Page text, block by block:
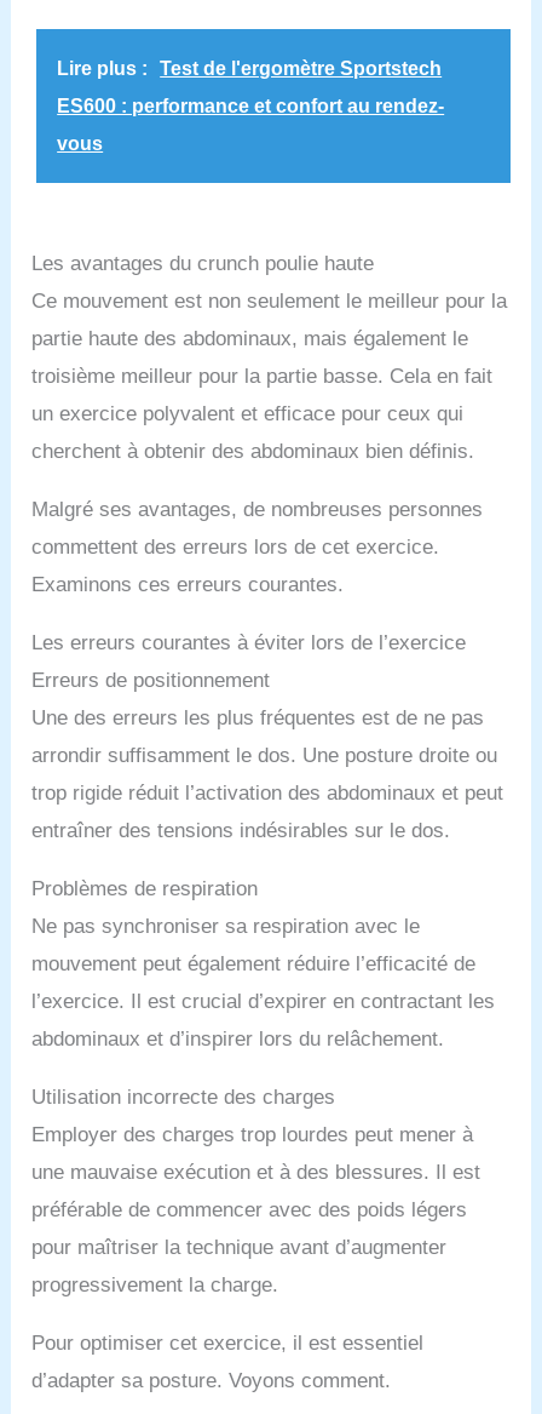
Lire plus :
Test de l'ergomètre Sportstech
ES600 : performance et confort au rendez-
vous
Les avantages du crunch poulie haute
Ce mouvement est non seulement le meilleur pour la
partie haute des abdominaux, mais également le
troisième meilleur pour la partie basse. Cela en fait
un exercice polyvalent et efficace pour ceux qui
cherchent à obtenir des abdominaux bien définis.
Malgré ses avantages, de nombreuses personnes
commettent des erreurs lors de cet exercice.
Examinons ces erreurs courantes.
Les erreurs courantes à éviter lors de l’exercice
Erreurs de positionnement
Une des erreurs les plus fréquentes est de ne pas
arrondir suffisamment le dos. Une posture droite ou
trop rigide réduit l’activation des abdominaux et peut
entraîner des tensions indésirables sur le dos.
Problèmes de respiration
Ne pas synchroniser sa respiration avec le
mouvement peut également réduire l’efficacité de
l’exercice. Il est crucial d’expirer en contractant les
abdominaux et d’inspirer lors du relâchement.
Utilisation incorrecte des charges
Employer des charges trop lourdes peut mener à
une mauvaise exécution et à des blessures. Il est
préférable de commencer avec des poids légers
pour maîtriser la technique avant d’augmenter
progressivement la charge.
Pour optimiser cet exercice, il est essentiel
d’adapter sa posture. Voyons comment.